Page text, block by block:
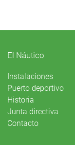
El Náutico
Instalaciones
Puerto deportivo
Historia
Junta directiva
Contacto